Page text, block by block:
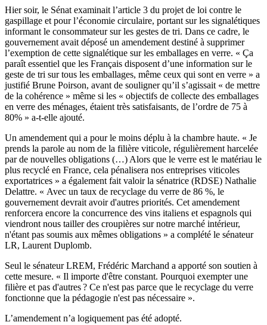
Hier soir, le Sénat examinait l’article 3 du projet de loi contre le
gaspillage et pour l’économie circulaire, portant sur les signalétiques
informant le consommateur sur les gestes de tri. Dans ce cadre, le
gouvernement avait déposé un amendement destiné à supprimer
l’exemption de cette signalétique sur les emballages en verre. « Ça
paraît essentiel que les Français disposent d’une information sur le
geste de tri sur tous les emballages, même ceux qui sont en verre » a
justifié Brune Poirson, avant de souligner qu’il s’agissait « de mettre
de la cohérence » même si les « objectifs de collecte des emballages
en verre des ménages, étaient très satisfaisants, de l’ordre de 75 à
80% » a-t-elle ajouté.
Un amendement qui a pour le moins déplu à la chambre haute. « Je
prends la parole au nom de la filière viticole, régulièrement harcelée
par de nouvelles obligations (…) Alors que le verre est le matériau le
plus recyclé en France, cela pénalisera nos entreprises viticoles
exportatrices » a également fait valoir la sénatrice (RDSE) Nathalie
Delattre. « Avec un taux de recyclage du verre de 86 %, le
gouvernement devrait avoir d'autres priorités. Cet amendement
renforcera encore la concurrence des vins italiens et espagnols qui
viendront nous tailler des croupières sur notre marché intérieur,
n'étant pas soumis aux mêmes obligations » a complété le sénateur
LR, Laurent Duplomb.
Seul le sénateur LREM, Frédéric Marchand a apporté son soutien à
cette mesure. « Il importe d'être constant. Pourquoi exempter une
filière et pas d'autres ? Ce n'est pas parce que le recyclage du verre
fonctionne que la pédagogie n'est pas nécessaire ».
L’amendement n’a logiquement pas été adopté.